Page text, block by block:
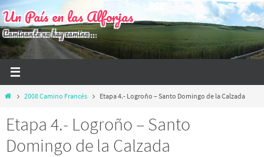
Ir
al
contenido
Un País en las Alforjas
Caminante no hay camino...
Inicio2008 Camino Francés Etapa 4.- Logroño – Santo Domingo de la Calzada
Etapa 4.- Logroño – Santo
Domingo de la Calzada